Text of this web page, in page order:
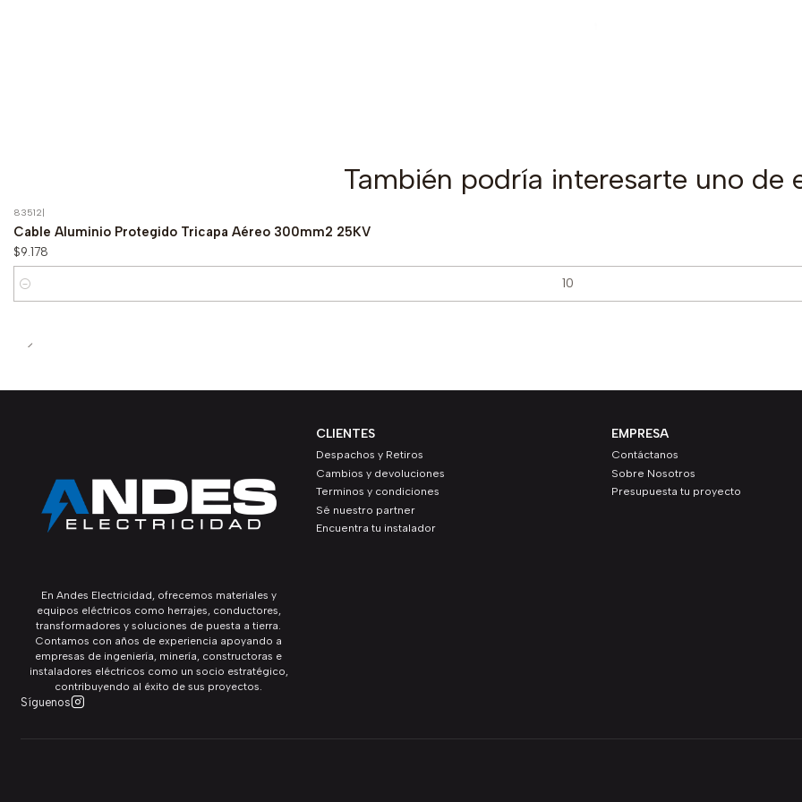
También podría interesarte uno de
83512
Cable Aluminio Protegido Tricapa Aéreo 300mm2 25KV
$9.178
Cantidad
En Andes Electricidad, ofrecemos materiales y
equipos eléctricos como herrajes, conductores,
transformadores y soluciones de puesta a tierra.
Contamos con años de experiencia apoyando a
empresas de ingeniería, minería, constructoras e
instaladores eléctricos como un socio estratégico,
contribuyendo al éxito de sus proyectos.
Síguenos
CLIENTES
Despachos y Retiros
Cambios y devoluciones
Terminos y condiciones
Sé nuestro partner
Encuentra tu instalador
EMPRESA
Contáctanos
Sobre Nosotros
Presupuesta tu proyecto